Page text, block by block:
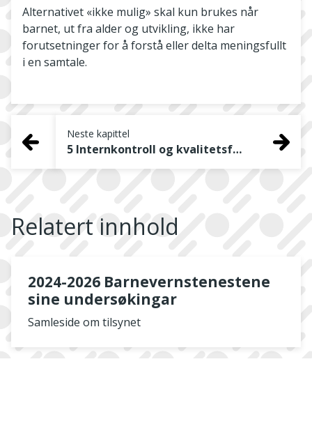
Alternativet «ikke mulig» skal kun brukes når
barnet, ut fra alder og utvikling, ikke har
forutsetninger for å forstå eller delta meningsfullt
i en samtale.
Neste kapittel
5 Internkontroll og kvalitetsforbedringsarbeid henger sammen
Relatert innhold
2024-2026 Barnevernstenestene
sine undersøkingar
Samleside om tilsynet